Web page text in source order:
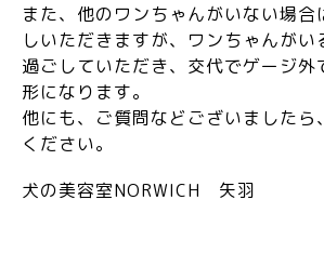
また、他のワンちゃんがいない場合
しいただきますが、ワンちゃんが
過ごしていただき、交代でゲージ外
形になります。
他にも、ご質問などございましたら
ください。
犬の美容室NORWICH 矢羽